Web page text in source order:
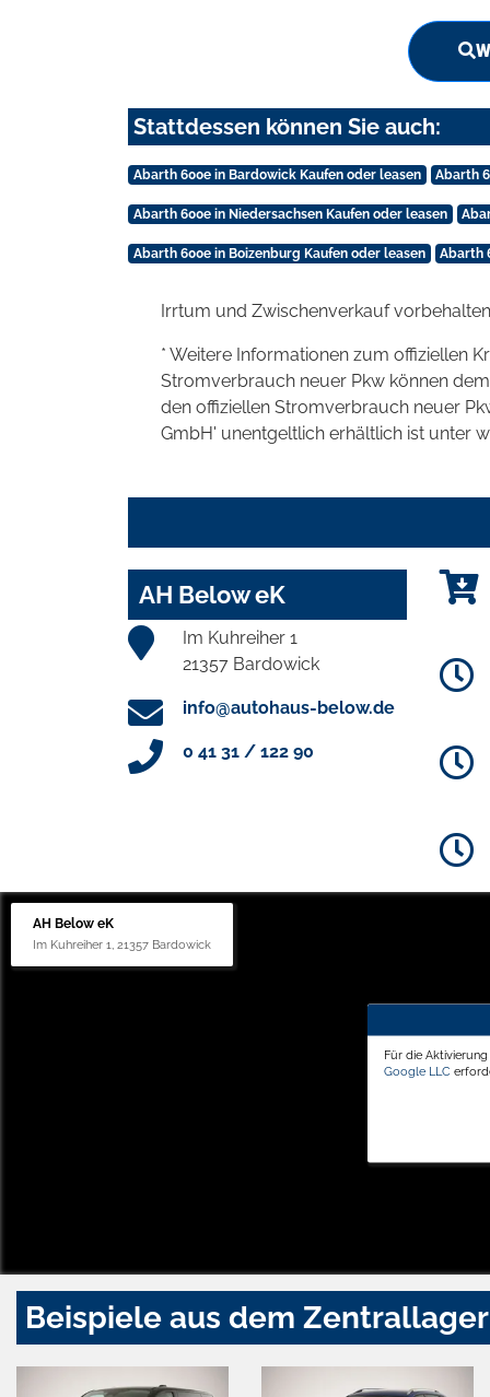
Stattdessen können Sie auch:
Abarth 600e in Bardowick Kaufen oder leasen Abarth
Abarth 600e in Niedersachsen Kaufen oder leasen
Abarth 600e in Boizenburg Kaufen oder leasen Abarth
Irrtum und Zwischenverkauf
* Weitere Informationen zum offiziellen
Stromverbrauch neuer Pkw können
den offiziellen Stromverbrauch neuer
GmbH' unentgeltlich erhältlich ist unter
AH Below eK
Im Kuhreiher 1
21357 Bardowick
info@autohaus-below.de
0 41 31 / 122 90
AH Below eK
Im Kuhreiher 1, 21357 Bardowick
Für die
Google LLC
Beispiele aus dem Zentrallager